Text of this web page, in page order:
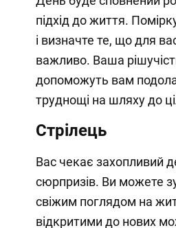
підхід до життя.
і визначте те, що для
важливо. Ваша
допоможуть вам
труднощі на шляху до
Стрілець
Вас чекає захопливий
сюрпризів. Ви можете
свіжим поглядом на
відкритими до нових